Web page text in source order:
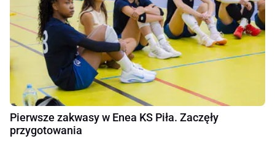
Pierwsze zakwasy w Enea KS Piła. Zaczęły
przygotowania